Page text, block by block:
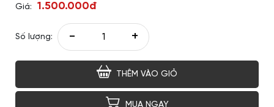
Giá:
1.500.000đ
Số lượng: - +
THÊM VÀO GIỎ
MUA NGAY